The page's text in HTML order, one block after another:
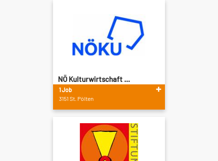
NÖ Kulturwirtschaft ...
1 Job
3151 St. Pölten